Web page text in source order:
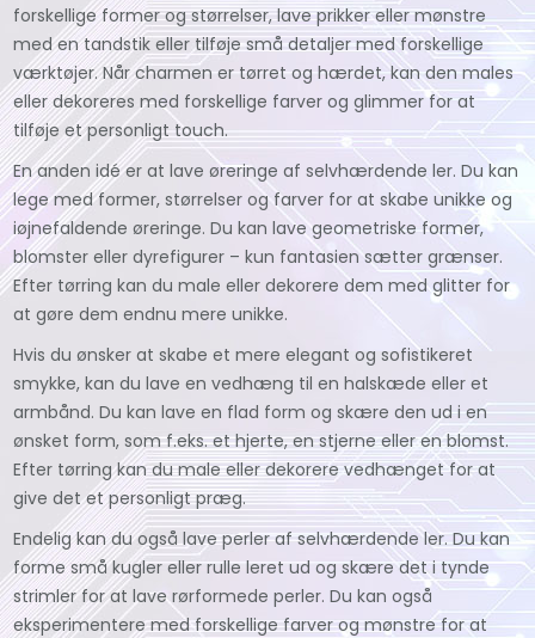
forskellige former og størrelser, lave prikker eller mønstre
med en tandstik eller tilføje små detaljer med forskellige
værktøjer. Når charmen er tørret og hærdet, kan den males
eller dekoreres med forskellige farver og glimmer for at
tilføje et personligt touch.
En anden idé er at lave øreringe af selvhærdende ler. Du kan
lege med former, størrelser og farver for at skabe unikke og
iøjnefaldende øreringe. Du kan lave geometriske former,
blomster eller dyrefigurer – kun fantasien sætter grænser.
Efter tørring kan du male eller dekorere dem med glitter for
at gøre dem endnu mere unikke.
Hvis du ønsker at skabe et mere elegant og sofistikeret
smykke, kan du lave en vedhæng til en halskæde eller et
armbånd. Du kan lave en flad form og skære den ud i en
ønsket form, som f.eks. et hjerte, en stjerne eller en blomst.
Efter tørring kan du male eller dekorere vedhænget for at
give det et personligt præg.
Endelig kan du også lave perler af selvhærdende ler. Du kan
forme små kugler eller rulle leret ud og skære det i tynde
strimler for at lave rørformede perler. Du kan også
eksperimentere med forskellige farver og mønstre for at